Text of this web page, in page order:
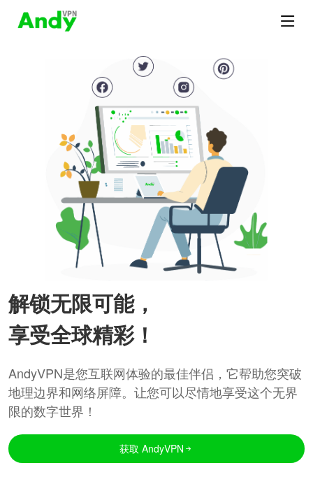
解锁无限可能，
享受全球精彩！
AndyVPN是您互联网体验的最佳伴侣，它帮助您突破
地理边界和网络屏障。让您可以尽情地享受这个无界
限的数字世界！
获取 AndyVPN